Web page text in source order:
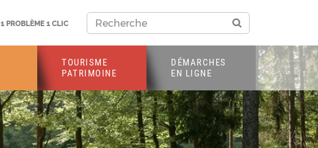
1 PROBLÈME 1 CLIC
TOURISME
PATRIMOINE
DÉMARCHES
EN LIGNE